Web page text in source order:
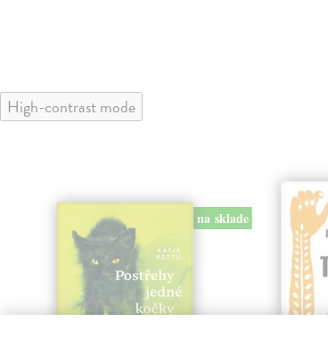
High-contrast mode
na sklade